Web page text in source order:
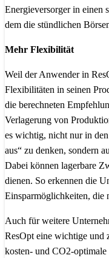
Energieversorger in einen
dem die stündlichen
Mehr Flexibilität
Weil der Anwender in
Flexibilitäten in seinen
die berechneten
Verlagerung von
es wichtig, nicht nur in den
aus“ zu denken, sondern
Dabei können lagerbare
dienen. So erkennen die
Einsparmöglichkeiten, die
Auch für weitere
ResOpt eine wichtige und
kosten- und CO2-